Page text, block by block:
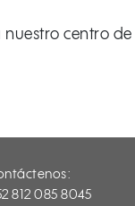
centro
812 085 8045